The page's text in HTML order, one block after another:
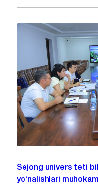
Sejong universiteti
yo‘nalishlari